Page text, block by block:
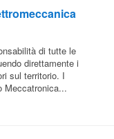
di tutte le
direttamente i
sul territorio. I
Meccatronica...